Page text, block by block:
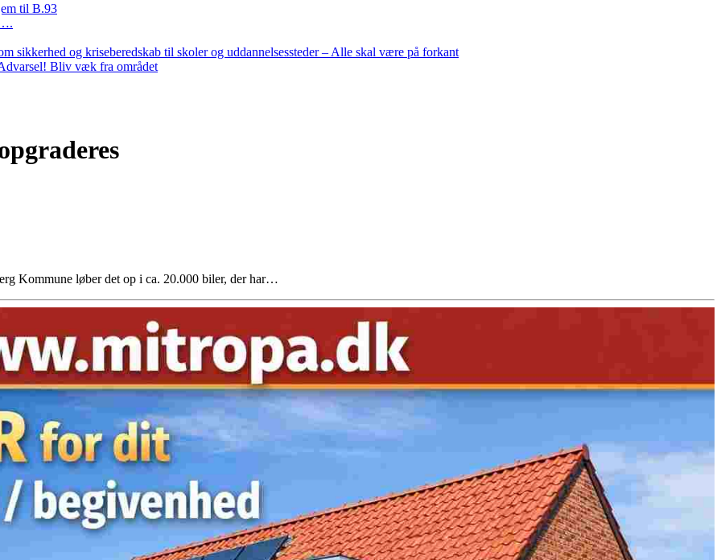
til B.93
sikkerhed og kriseberedskab til skoler og uddannelsessteder – Alle skal være på forkant
Bliv væk fra området
Kommune løber det op i ca. 20.000 biler, der har…